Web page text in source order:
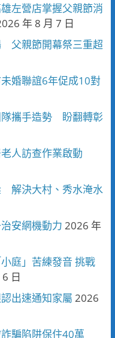
左營店掌握父親節消
年 8 月 7 日
父親節開幕祭三重超
婚聯誼6年促成10對
隊攜手造勢 盼翻轉彰
人訪查作業啟動
解決大村、秀水淹水
安網機動力 2026 年
庭」苦練發音 挑戰
日
出速通知家屬 2026
騙陷阱保住40萬